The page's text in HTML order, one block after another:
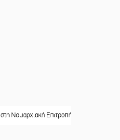
Επιτροπή ΣΥΡΙΖΑ-ΠΣ Λακωνίας